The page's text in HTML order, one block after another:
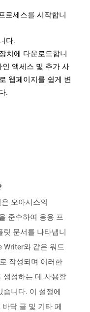
로세스를 시작합니
다.
치에 다운로드합니
액세스 및 추가 사
웹페이지를 쉽게 변
.
오아시스의
준수하여 응용 프
릿 문서를 나타냅니
Writer와 같은 워드
작성되며 이러한
생성하는 데 사용할
습니다. 이 설정에
닥 글 및 기타 페